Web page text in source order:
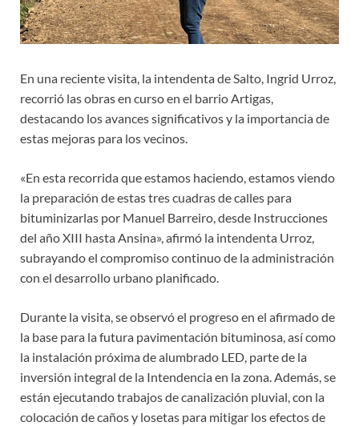
En una reciente visita, la intendenta de Salto, Ingrid Urroz,
recorrió las obras en curso en el barrio Artigas,
destacando los avances significativos y la importancia de
estas mejoras para los vecinos.
«En esta recorrida que estamos haciendo, estamos viendo
la preparación de estas tres cuadras de calles para
bituminizarlas por Manuel Barreiro, desde Instrucciones
del año XIII hasta Ansina», afirmó la intendenta Urroz,
subrayando el compromiso continuo de la administración
con el desarrollo urbano planificado.
Durante la visita, se observó el progreso en el afirmado de
la base para la futura pavimentación bituminosa, así como
la instalación próxima de alumbrado LED, parte de la
inversión integral de la Intendencia en la zona. Además, se
están ejecutando trabajos de canalización pluvial, con la
colocación de caños y losetas para mitigar los efectos de